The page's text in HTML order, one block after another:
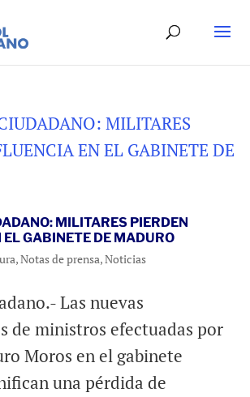
MILITARES PIERDEN
EL GABINETE DE MADURO
,Notas de prensa,Noticias
Las nuevas
de ministros efectuadas por
Moros en el gabinete
una pérdida de